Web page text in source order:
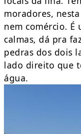
moradores,
nem comércio. É
calmas, dá pra
pedras dos dois
lado direito que
água.